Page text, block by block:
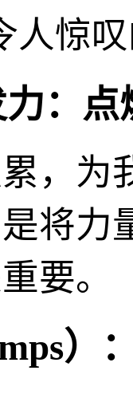
人惊
：
，为
将力
要。
）